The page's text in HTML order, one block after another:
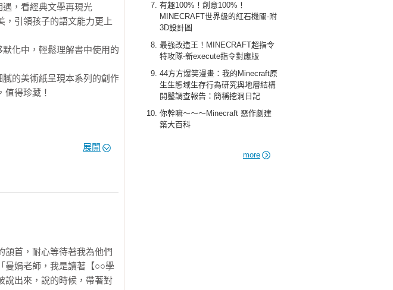
有趣100%！創意100%！
MINECRAFT世界級的紅石機關-附
3D設計圖
最強改造王！MINECRAFT超指令
特攻隊-新execute指令對應版
44方方爆笑漫畫：我的Minecraft原
生生態域生存行為研究與地層結構
開鑿調查報告：簡稱挖洞日記
你幹嘛～～～Minecraft 惡作劇建
築大百科
more
，看經典文學再現光
，引領孩子的語文能力更上
化中，輕鬆理解書中使用的
的美術紙呈現本系列的創作
得珍藏！
受閱讀、真正理解成語。
啟示，讓人忍不住往下閱
，讀完一本書約可學會150
展開
頷首，耐心等待著我為他們
曼娟老師，我是讀著【○○學
說出來，說的時候，帶著對